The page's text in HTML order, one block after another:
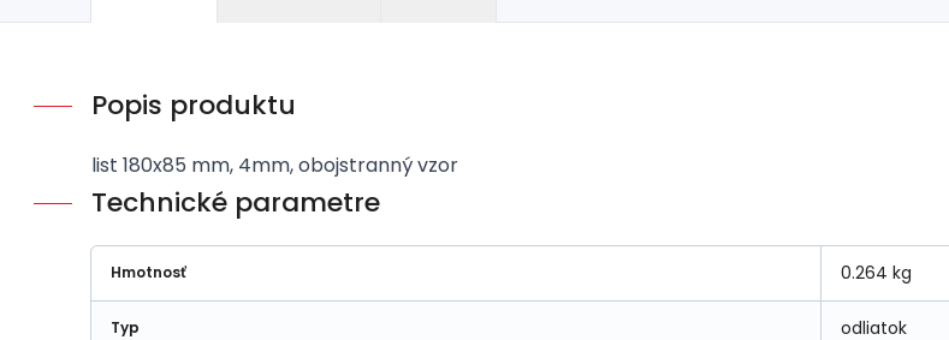
Popis produktu
list 180x85 mm, 4mm, obojstranný vzor
Technické parametre
Hmotnosť 0.264 kg
Typ odliatok